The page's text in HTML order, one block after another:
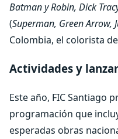
Batman y Robin, Dick
(Superman, Green Arrow,
Colombia, el colorista
Actividades y
Este año, FIC Santiago
programación que
esperadas obras